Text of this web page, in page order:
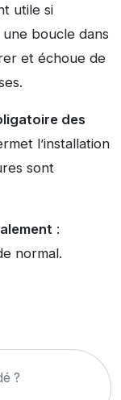
utile si
boucle dans
et échoue de
des
l’installation
sont
:
normal.
?